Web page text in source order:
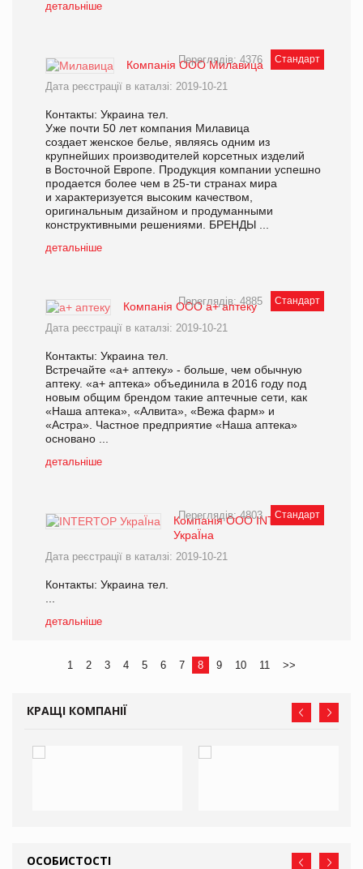
детальніше
Переглядів: 4376 Стандарт
Компанія ООО Милавица
Дата реєстрації в каталзі: 2019-10-21
Контакты: Украина тел.
Уже почти 50 лет компания Милавица
создает женское белье, являясь одним из
крупнейших производителей корсетных изделий
в Восточной Европе. Продукция компании успешно
продается более чем в 25-ти странах мира
и характеризуется высоким качеством,
оригинальным дизайном и продуманными
конструктивными решениями. БРЕНДЫ ...
детальніше
Переглядів: 4885 Стандарт
Компанія ООО а+ аптеку
Дата реєстрації в каталзі: 2019-10-21
Контакты: Украина тел.
Встречайте «а+ аптеку» - больше, чем обычную
аптеку. «а+ аптека» объединила в 2016 году под
новым общим брендом такие аптечные сети, как
«Наша аптека», «Алвита», «Вежа фарм» и
«Астра». Частное предприятие «Наша аптека»
основано ...
детальніше
Переглядів: 4803 Стандарт
Компанія ООО INTERTOP
УкраЇна
Дата реєстрації в каталзі: 2019-10-21
Контакты: Украина тел.
детальніше
1 2 3 4 5 6 7 8 9 10 11 >>
КРАЩІ КОМПАНІЇ
ОСОБИСТОСТІ